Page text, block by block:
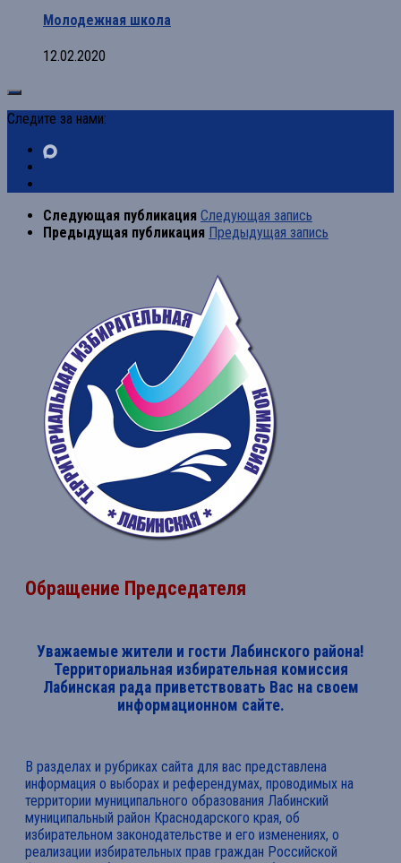
Молодежная школа
12.02.2020
Следите за нами:
Следующая публикация Следующая запись
Предыдущая публикация Предыдущая запись
Обращение Председателя
Уважаемые жители и гости Лабинского района!
Территориальная избирательная комиссия
Лабинская рада приветствовать Вас на своем
информационном сайте.
В разделах и рубриках сайта для вас представлена
информация о выборах и референдумах, проводимых на
территории муниципального образования Лабинский
муниципальный район Краснодарского края, об
избирательном законодательстве и его изменениях, о
реализации избирательных прав граждан Российской